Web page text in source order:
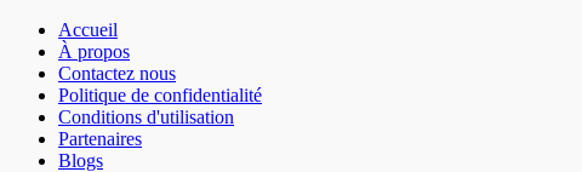
Accueil
À propos
Contactez nous
Politique de confidentialité
Conditions d'utilisation
Partenaires
Blogs